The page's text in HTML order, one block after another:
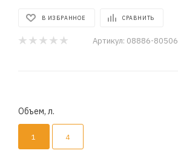
В ИЗБРАННОЕ СРАВНИТЬ
Артикул: 08886-80506
Объем, л.
1 4